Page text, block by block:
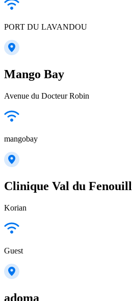
PORT DU LAVANDOU
Mango Bay
Avenue du Docteur Robin
mangobay
Clinique Val du
Korian
Guest
adoma